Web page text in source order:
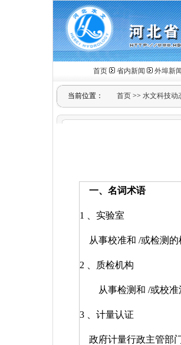
首页 省内新闻 外埠新闻
当前位置： 首页 >> 水文科技动
一、名词术语
1 、实验室
从事校准和 /或检测的
2 、质检机构
从事检测和 /或校准
3 、计量认证
政府计量行政主管部